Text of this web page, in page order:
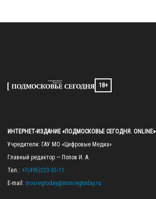
18+
ИНТЕРНЕТ-ИЗДАНИЕ «ПОДМОСКОВЬЕ СЕГОДНЯ. ONLINE»
Учредители: ГАУ МО «Цифровые Медиа»
Главный редактор — Попов И. А.
Тел.: +7(495)223-35-11
E-mail: mosregtoday@mosregtoday.ru